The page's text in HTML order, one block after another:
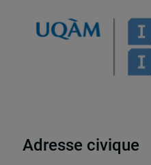
Adresse civique